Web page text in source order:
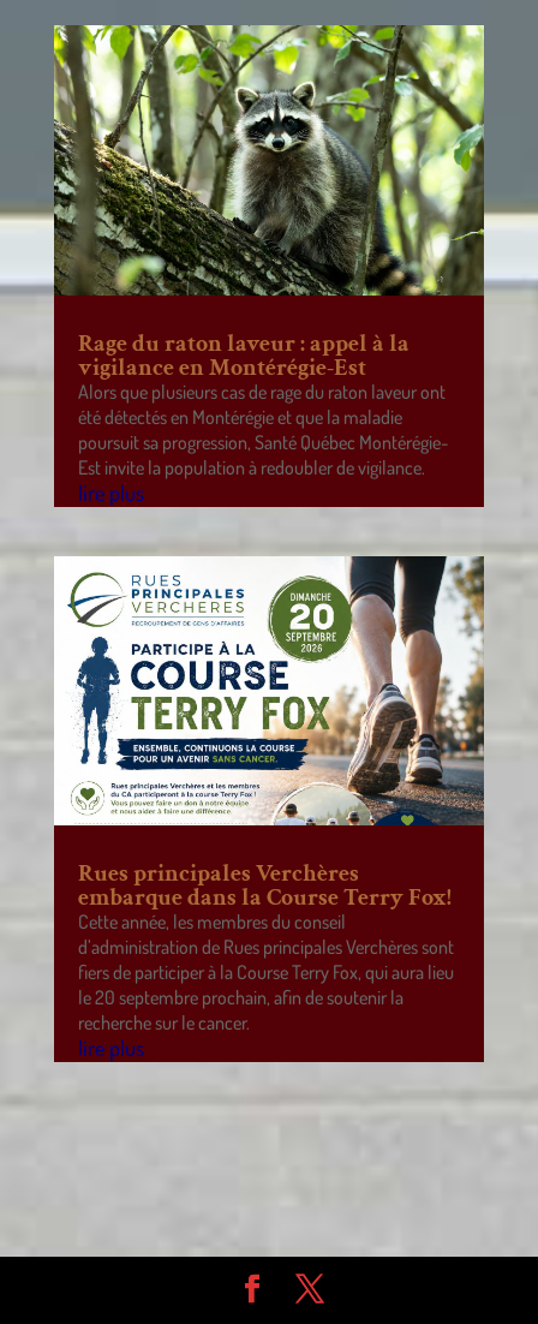
Rage du raton laveur : appel à la
vigilance en Montérégie-Est
Alors que plusieurs cas de rage du raton laveur ont
été détectés en Montérégie et que la maladie
poursuit sa progression, Santé Québec Montérégie-
Est invite la population à redoubler de vigilance.
lire plus
Rues principales Verchères
embarque dans la Course Terry Fox!
Cette année, les membres du conseil
d’administration de Rues principales Verchères sont
fiers de participer à la Course Terry Fox, qui aura lieu
le 20 septembre prochain, afin de soutenir la
recherche sur le cancer.
lire plus